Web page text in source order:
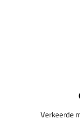
Verkeerde